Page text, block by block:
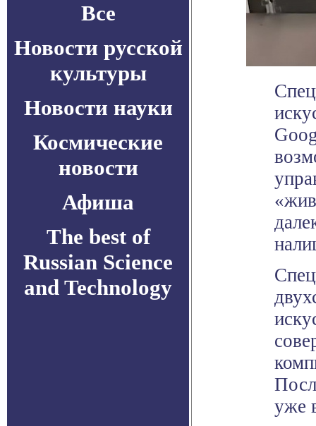
Все
Новости русской
культуры
Новости науки
Космические
новости
Афиша
The best of
Russian Science
and Technology
уже